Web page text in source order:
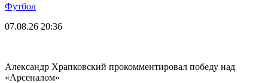
Футбол
07.08.26 20:36
Александр Храпковский прокомментировал победу над
«Арсеналом»